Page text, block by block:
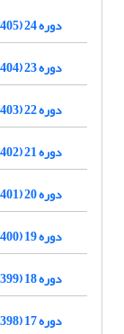
دوره 24 (1405)
دوره 23 (1404)
دوره 22 (1403)
دوره 21 (1402)
دوره 20 (1401)
دوره 19 (1400)
دوره 18 (1399)
دوره 17 (1398)